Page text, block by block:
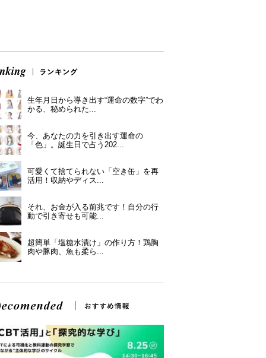
生年月日から導き出す“運命の数字”でわ
かる、秘められた...
今、あなたの力を引き出す運命の
「色」。誕生日で占う202...
可愛くて捨てられない「空き缶」を再
活用！収納やディス...
それ、お金が入る前兆です！自分の行
動で引き寄せも可能...
超簡単「塩糖水漬け」の作り方！鶏胸
肉や豚肉、魚も柔ら...